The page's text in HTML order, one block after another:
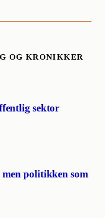
OG KRONIKKER
sektor
politikken som